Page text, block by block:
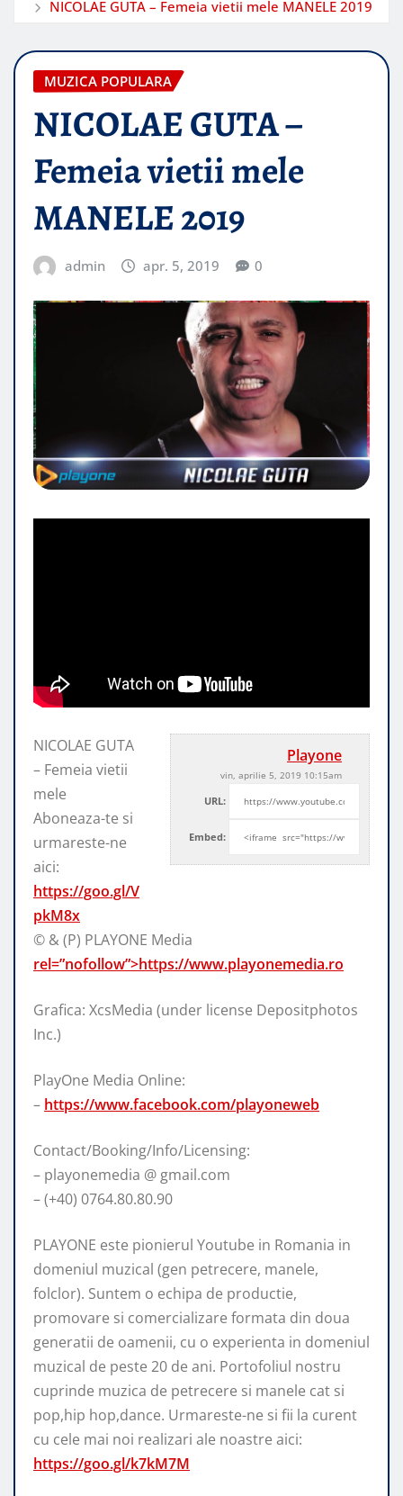
NICOLAE GUTA – Femeia vietii mele MANELE 2019
MUZICA POPULARA
NICOLAE GUTA –
Femeia vietii mele
MANELE 2019
admin apr. 5, 2019 0
Playone
vin, aprilie 5, 2019 10:15am
URL:
Embed:
NICOLAE GUTA
– Femeia vietii
mele
Aboneaza-te si
urmareste-ne
aici:
https://goo.gl/V
pkM8x
© & (P) PLAYONE Media
rel=”nofollow”>https://www.playonemedia.ro
Grafica: XcsMedia (under license Depositphotos
Inc.)
PlayOne Media Online:
– https://www.facebook.com/playoneweb
Contact/Booking/Info/Licensing:
– playonemedia @ gmail.com
– (+40) 0764.80.80.90
PLAYONE este pionierul Youtube in Romania in
domeniul muzical (gen petrecere, manele,
folclor). Suntem o echipa de productie,
promovare si comercializare formata din doua
generatii de oamenii, cu o experienta in domeniul
muzical de peste 20 de ani. Portofoliul nostru
cuprinde muzica de petrecere si manele cat si
pop,hip hop,dance. Urmareste-ne si fii la curent
cu cele mai noi realizari ale noastre aici:
https://goo.gl/k7kM7M